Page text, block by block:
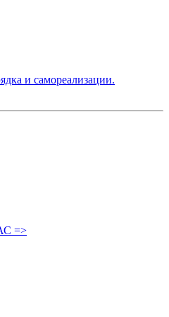
и самореализации.
=>